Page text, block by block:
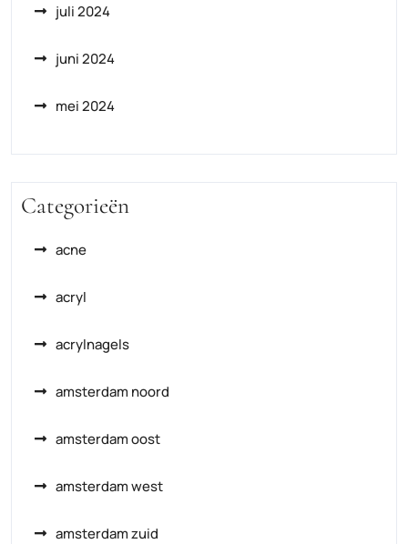
juli 2024
juni 2024
mei 2024
Categorieën
acne
acryl
acrylnagels
amsterdam noord
amsterdam oost
amsterdam west
amsterdam zuid